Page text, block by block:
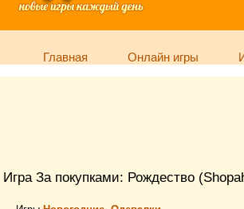
Главная Онлайн игры
Игра За покупками: Рождество